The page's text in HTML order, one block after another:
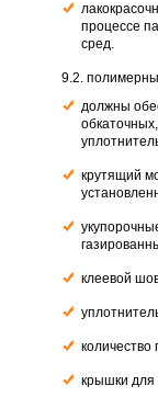
процессе
сред.
9.2.
должны
крутящий
клеевой
крышки для